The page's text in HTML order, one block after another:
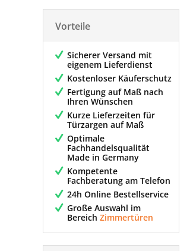
Vorteile
Sicherer Versand mit
eigenem Lieferdienst
Kostenloser Käuferschutz
Fertigung auf Maß nach
Ihren Wünschen
Kurze Lieferzeiten für
Türzargen auf Maß
Optimale
Fachhandelsqualität
Made in Germany
Kompetente
Fachberatung am Telefon
24h Online Bestellservice
Große Auswahl im
Bereich Zimmertüren